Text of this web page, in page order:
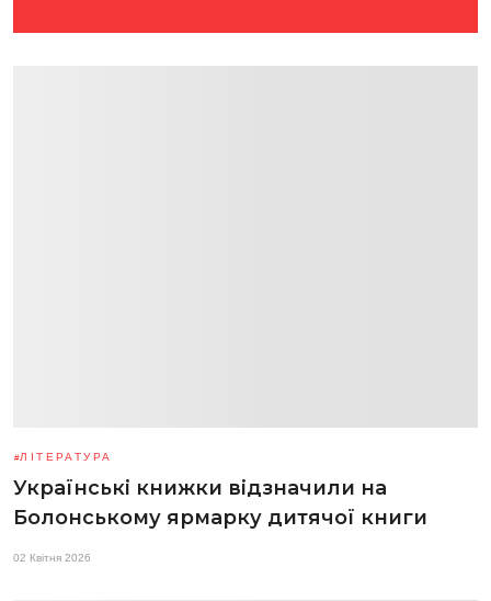
ЛІТЕРАТУРА
Українські книжки відзначили на
Болонському ярмарку дитячої книги
02 Квітня 2026